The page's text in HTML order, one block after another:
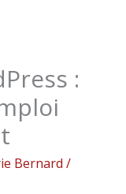
:
Bernard /